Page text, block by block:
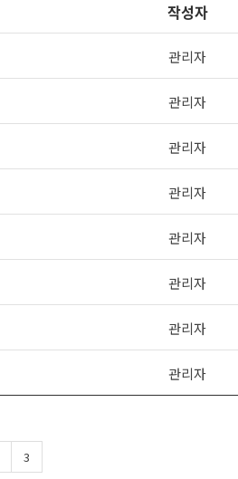
작성자
관리자
관리자
관리자
관리자
관리자
관리자
관리자
관리자
3